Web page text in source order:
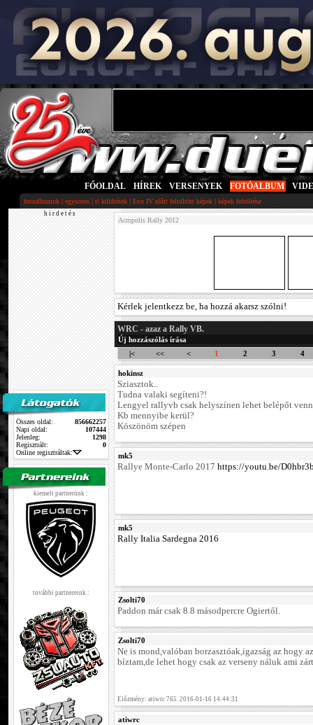
FŐOLDAL HÍREK VERSENYEK FOTÓALBUM
fotoalbumok | egysoros | ti küldtétek | Evo IV előtt feltöltött képek | képek feltöltése
h i r d e t é s
Összes oldal:
856662257
Napi oldal:
107444
Jelenleg:
1298
Regisztrált:
0
Online regisztráltak:
kiemelt partnerünk :
további partnereink :
Acropolis Rally 2012
Kérlek jelentkezz be, ha hozzá akarsz szólni!
WRC - azaz a Rally VB.
Új hozzászólás írása
|<
<< < 1 2 3 4
hokinsz
Sziasztok..
Tudna valaki segíteni?!
Lengyel rallyvb csak helyszínen lehet belépőt
Kb mennyibe kerül?
Köszönöm szépen
mk5
Rallye Monte-Carlo 2017 https://youtu.be/
mk5
Rally Italia Sardegna 2016
Zsolti70
Paddon már csak 8.8 másodpercre Ogiertől.
Zsolti70
Ne is mond,valóban borzasztóak,igazság az hogy
bíztam,de lehet hogy csak az verseny náluk ami
Előzmény: atiwrc 765. 2016-01-16 14:44:31
atiwrc